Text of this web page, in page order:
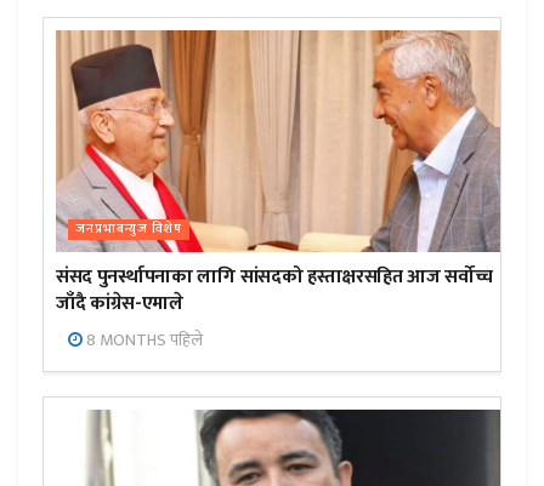
जनप्रभाबन्युज विशेष
संसद पुनर्स्थापनाका लागि सांसदको हस्ताक्षरसहित आज सर्वोच्च
जाँदै कांग्रेस-एमाले
8 MONTHS पहिले